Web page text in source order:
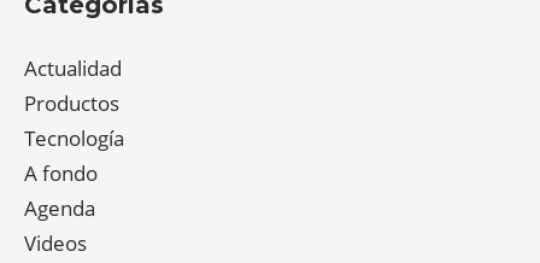
Actualidad
Productos
Tecnología
A fondo
Agenda
Videos